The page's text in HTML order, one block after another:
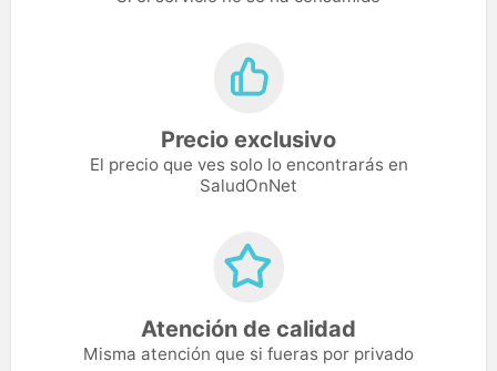
Precio exclusivo
El precio que ves solo lo encontrarás en
SaludOnNet
Atención de calidad
Misma atención que si fueras por privado